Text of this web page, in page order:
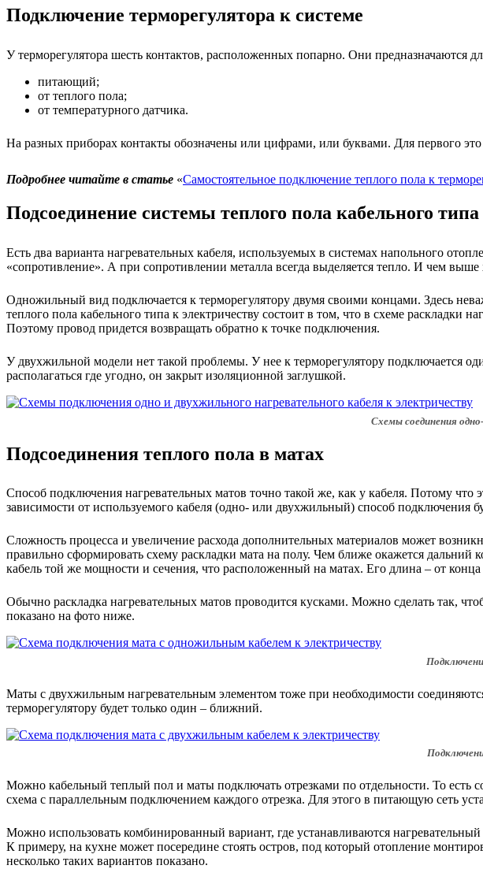
Подключение терморегулятора к системе
У терморегулятора шесть контактов, расположенных попарно. Они предназначаются
питающий;
от теплого пола;
от температурного датчика.
На разных приборах контакты обозначены или цифрами, или буквами. Для первого
Подробнее читайте в статье «Самостоятельное подключение теплого пола к
Подсоединение системы теплого пола кабельного типа
Есть два варианта нагревательных кабеля, используемых в системах напольного
«сопротивление». А при сопротивлении металла всегда выделяется тепло. И чем
Одножильный вид подключается к терморегулятору двумя своими концами. Здесь
теплого пола кабельного типа к электричеству состоит в том, что в схеме раскладки
Поэтому провод придется возвращать обратно к точке подключения.
У двухжильной модели нет такой проблемы. У нее к терморегулятору подключается
располагаться где угодно, он закрыт изоляционной заглушкой.
Схемы соединения
Подсоединения теплого пола в матах
Способ подключения нагревательных матов точно такой же, как у кабеля. Потому
зависимости от используемого кабеля (одно- или двухжильный) способ подключения
Сложность процесса и увеличение расхода дополнительных материалов может
правильно сформировать схему раскладки мата на полу. Чем ближе окажется дальний
кабель той же мощности и сечения, что расположенный на матах. Его длина – от
Обычно раскладка нагревательных матов проводится кусками. Можно сделать так,
показано на фото ниже.
Маты с двухжильным нагревательным элементом тоже при необходимости
терморегулятору будет только один – ближний.
Можно кабельный теплый пол и маты подключать отрезками по отдельности. То есть
схема с параллельным подключением каждого отрезка. Для этого в питающую сеть
Можно использовать комбинированный вариант, где устанавливаются
К примеру, на кухне может посередине стоять остров, под который отопление
несколько таких вариантов показано.